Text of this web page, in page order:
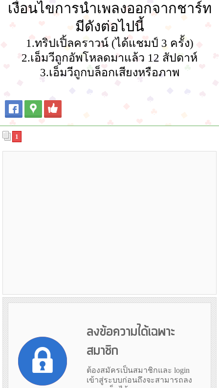
เงื่อนไขการนำเพลงออกจากชาร์ท
มีดังต่อไปนี้
1.ทริปเปิ้ลคราวน์ (ได้แชมป์ 3 ครั้ง)
2.เอ็มวีถูกอัพโหลดมาแล้ว 12 สัปดาห์
3.เอ็มวีถูกบล็อกเสียงหรือภาพ
1
ลงข้อความได้เฉพาะ
สมาชิก
ต้องสมัครเป็นสมาชิกและ login
เข้าสู่ระบบก่อนถึงจะสามารถลง